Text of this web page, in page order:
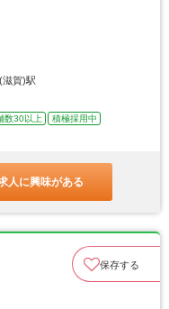
滋賀)駅
数30以上
積極採用中
人に興味がある
保存する